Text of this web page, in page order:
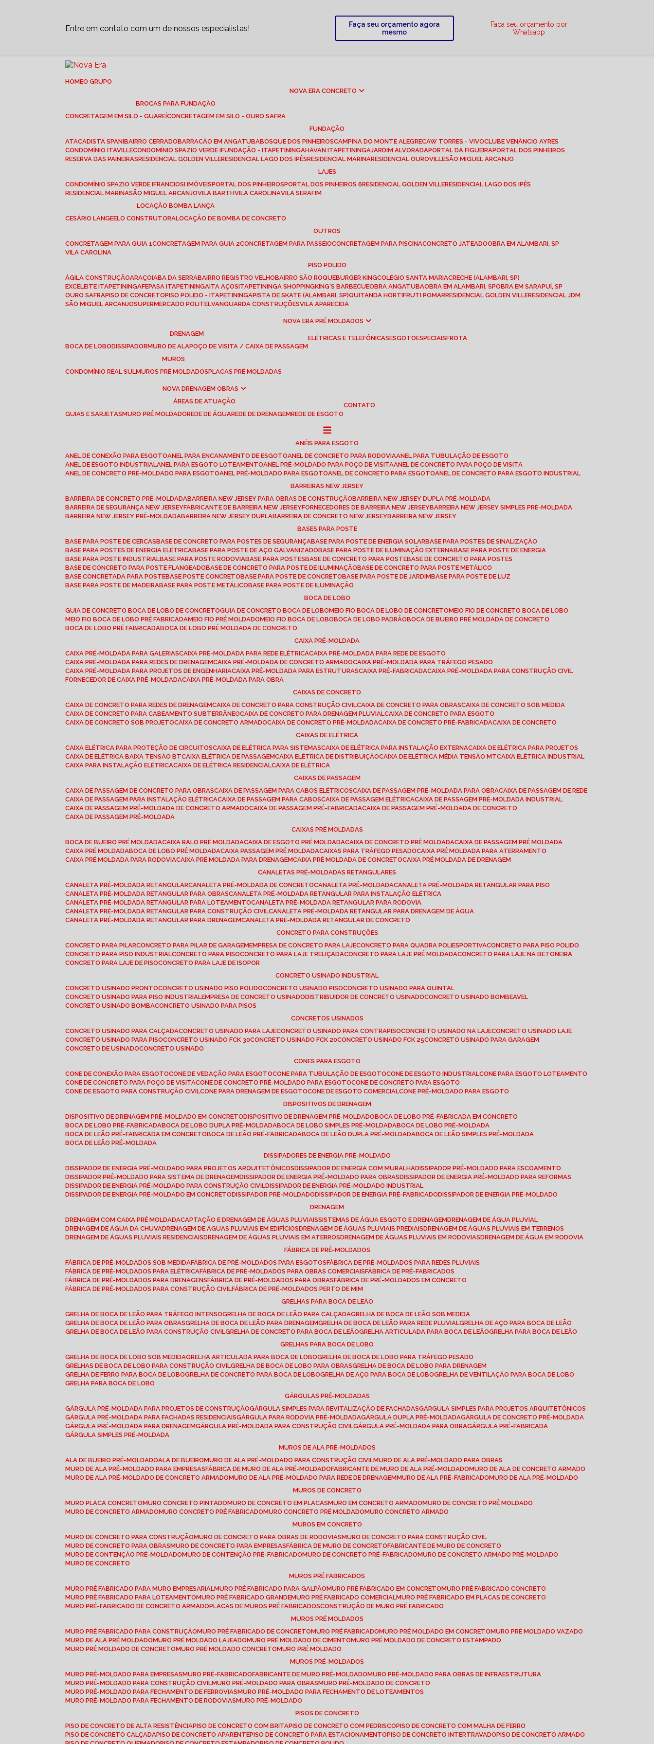
Entre em contato com um de nossos especialistas!
Faça seu orçamento agora
mesmo
Faça seu orçamento por
Whatsapp
HOME
O GRUPO
NOVA ERA CONCRETO
BROCAS PARA FUNDAÇÃO
CONCRETAGEM EM SILO - GUAREÍ CONCRETAGEM EM SILO - OURO SAFRA
FUNDAÇÃO
ATACADISTA SPANI BAIRRO CERRADO BARRACÃO EM ANGATUBA BOSQUE DOS PINHEIROS CAMPINA DO MONTE ALEGRE CAW TORRES - VIVO CLUBE VENÂNCIO AYRES
CONDOMÍNIO ITAVILLE CONDOMÍNIO SPAZIO VERDE I FUNDAÇÃO - ITAPETININGA HAVAN ITAPETININGA JARDIM ALVORADA PORTAL DA FIGUEIRA PORTAL DOS PINHEIROS
RESERVA DAS PAINEIRAS RESIDENCIAL GOLDEN VILLE RESIDENCIAL LAGO DOS IPÊS RESIDENCIAL MARINA RESIDENCIAL OUROVILLE SÃO MIGUEL ARCANJO
LAJES
CONDOMÍNIO SPAZIO VERDE I FRANCIOSI IMÓVEIS PORTAL DOS PINHEIROS PORTAL DOS PINHEIROS 6 RESIDENCIAL GOLDEN VILLE RESIDENCIAL LAGO DOS IPÊS
RESIDENCIAL MARINA SÃO MIGUEL ARCANJO VILA BARTH VILA CAROLINA VILA SERAFIM
LOCAÇÃO BOMBA LANÇA
CESÁRIO LANGE ELO CONSTRUTORA LOCAÇÃO DE BOMBA DE CONCRETO
OUTROS
CONCRETAGEM PARA GUIA 1 CONCRETAGEM PARA GUIA 2 CONCRETAGEM PARA PASSEIO CONCRETAGEM PARA PISCINA CONCRETO JATEADO
OBRA EM ALAMBARI, SP
VILA CAROLINA
PISO POLIDO
ÁGILA CONSTRUÇÃO ARAÇOIABA DA SERRA BAIRRO REGISTRO VELHO BAIRRO SÃO ROQUE BURGER KING COLÉGIO SANTA MARIA CRECHE (ALAMBARI, SP)
EXCELEITE ITAPETININGA FEPASA ITAPETININGA ITA AÇOS ITAPETININGA SHOPPING KING'S BARBECUE OBRA ANGATUBA OBRA EM ALAMBARI, SP
OBRA EM SARAPUÍ, SP
OURO SAFRA PISO DE CONCRETO PISO POLIDO - ITAPETININGA PISTA DE SKATE (ALAMBARI, SP) QUITANDA HORTIFRUTI POMAR RESIDENCIAL GOLDEN VILLE RESIDENCIAL JDM
SÃO MIGUEL ARCANJO SUPERMERCADO POLITEL VANGUARDA CONSTRUÇÕES VILA APARECIDA
NOVA ERA PRÉ MOLDADOS
DRENAGEM
BOCA DE LOBO DISSIPADOR MURO DE ALA POÇO DE VISITA / CAIXA DE PASSAGEM
ELÉTRICAS E TELEFÔNICAS ESGOTO ESPECIAIS FROTA
MUROS
CONDOMÍNIO REAL SUL
MUROS PRÉ MOLDADOS PLACAS PRÉ MOLDADAS
NOVA DRENAGEM OBRAS
ÁREAS DE ATUAÇÃO
GUIAS E SARJETAS
MURO PRÉ MOLDADO REDE DE ÁGUA REDE DE DRENAGEM REDE DE ESGOTO
CONTATO
ANÉIS PARA ESGOTO
ANEL DE CONEXÃO PARA ESGOTO ANEL PARA ENCANAMENTO DE ESGOTO ANEL DE CONCRETO PARA RODOVIA ANEL PARA TUBULAÇÃO DE ESGOTO
ANEL DE ESGOTO INDUSTRIAL ANEL PARA ESGOTO LOTEAMENTO ANEL PRÉ-MOLDADO PARA POÇO DE VISITA ANEL DE CONCRETO PARA POÇO DE VISITA
ANEL DE CONCRETO PRÉ-MOLDADO PARA ESGOTO ANEL PRÉ-MOLDADO PARA ESGOTO ANEL DE CONCRETO PARA ESGOTO ANEL DE CONCRETO PARA ESGOTO INDUSTRIAL
BARREIRAS NEW JERSEY
BARREIRA DE CONCRETO PRÉ-MOLDADA BARREIRA NEW JERSEY PARA OBRAS DE CONSTRUÇÃO BARREIRA NEW JERSEY DUPLA PRÉ-MOLDADA
BARREIRA DE SEGURANÇA NEW JERSEY FABRICANTE DE BARREIRA NEW JERSEY FORNECEDORES DE BARREIRA NEW JERSEY BARREIRA NEW JERSEY SIMPLES PRÉ-MOLDADA
BARREIRA NEW JERSEY PRÉ-MOLDADA BARREIRA NEW JERSEY DUPLA BARREIRA DE CONCRETO NEW JERSEY BARREIRA NEW JERSEY
BASES PARA POSTE
BASE PARA POSTE DE CERCAS BASE DE CONCRETO PARA POSTES DE SEGURANÇA BASE PARA POSTE DE ENERGIA SOLAR BASE PARA POSTES DE SINALIZAÇÃO
BASE PARA POSTES DE ENERGIA ELÉTRICA BASE PARA POSTE DE AÇO GALVANIZADO BASE PARA POSTE DE ILUMINAÇÃO EXTERNA BASE PARA POSTE DE ENERGIA
BASE PARA POSTE INDUSTRIAL BASE PARA POSTE RODOVIA BASE PARA POSTES BASE DE CONCRETO PARA POSTE BASE DE CONCRETO PARA POSTES
BASE DE CONCRETO PARA POSTE FLANGEADO BASE DE CONCRETO PARA POSTE DE ILUMINAÇÃO BASE DE CONCRETO PARA POSTE METÁLICO
BASE CONCRETADA PARA POSTE BASE POSTE CONCRETO BASE PARA POSTE DE CONCRETO BASE PARA POSTE DE JARDIM BASE PARA POSTE DE LUZ
BASE PARA POSTE DE MADEIRA BASE PARA POSTE METÁLICO BASE PARA POSTE DE ILUMINAÇÃO
BOCA DE LOBO
GUIA DE CONCRETO BOCA DE LOBO DE CONCRETO
GUIA DE CONCRETO BOCA DE LOBO MEIO FIO BOCA DE LOBO DE CONCRETO
MEIO FIO DE CONCRETO BOCA DE LOBO
MEIO FIO BOCA DE LOBO PRÉ FABRICADA
MEIO FIO PRÉ MOLDADO MEIO FIO BOCA DE LOBO BOCA DE LOBO PADRÃO BOCA DE BUEIRO PRÉ MOLDADA DE CONCRETO
BOCA DE LOBO PRÉ FABRICADA BOCA DE LOBO PRÉ MOLDADA DE CONCRETO
CAIXA PRÉ-MOLDADA
CAIXA PRÉ-MOLDADA PARA GALERIAS CAIXA PRÉ-MOLDADA PARA REDE ELÉTRICA CAIXA PRÉ-MOLDADA PARA REDE DE ESGOTO
CAIXA PRÉ-MOLDADA PARA REDES DE DRENAGEM CAIXA PRÉ-MOLDADA DE CONCRETO ARMADO CAIXA PRÉ-MOLDADA PARA TRÁFEGO PESADO
CAIXA PRÉ-MOLDADA PARA PROJETOS DE ENGENHARIA CAIXA PRÉ-MOLDADA PARA ESTRUTURAS CAIXA PRÉ-FABRICADA CAIXA PRÉ-MOLDADA PARA CONSTRUÇÃO CIVIL
FORNECEDOR DE CAIXA PRÉ-MOLDADA CAIXA PRÉ-MOLDADA PARA OBRA
CAIXAS DE CONCRETO
CAIXA DE CONCRETO PARA REDES DE DRENAGEM CAIXA DE CONCRETO PARA CONSTRUÇÃO CIVIL CAIXA DE CONCRETO PARA OBRAS CAIXA DE CONCRETO SOB MEDIDA
CAIXA DE CONCRETO PARA CABEAMENTO SUBTERRÂNEO CAIXA DE CONCRETO PARA DRENAGEM PLUVIAL CAIXA DE CONCRETO PARA ESGOTO
CAIXA DE CONCRETO SOB PROJETO CAIXA DE CONCRETO ARMADO CAIXA DE CONCRETO PRÉ-MOLDADA CAIXA DE CONCRETO PRÉ-FABRICADA CAIXA DE CONCRETO
CAIXAS DE ELÉTRICA
CAIXA ELÉTRICA PARA PROTEÇÃO DE CIRCUITOS CAIXA DE ELÉTRICA PARA SISTEMAS CAIXA DE ELÉTRICA PARA INSTALAÇÃO EXTERNA CAIXA DE ELÉTRICA PARA PROJETOS
CAIXA DE ELÉTRICA BAIXA TENSÃO BT CAIXA ELÉTRICA DE PASSAGEM CAIXA ELÉTRICA DE DISTRIBUIÇÃO CAIXA DE ELÉTRICA MÉDIA TENSÃO MT CAIXA ELÉTRICA INDUSTRIAL
CAIXA PARA INSTALAÇÃO ELÉTRICA CAIXA DE ELÉTRICA RESIDENCIAL CAIXA DE ELÉTRICA
CAIXAS DE PASSAGEM
CAIXA DE PASSAGEM DE CONCRETO PARA OBRAS CAIXA DE PASSAGEM PARA CABOS ELÉTRICOS CAIXA DE PASSAGEM PRÉ-MOLDADA PARA OBRA CAIXA DE PASSAGEM DE REDE
CAIXA DE PASSAGEM PARA INSTALAÇÃO ELÉTRICA CAIXA DE PASSAGEM PARA CABOS CAIXA DE PASSAGEM ELÉTRICA CAIXA DE PASSAGEM PRÉ-MOLDADA INDUSTRIAL
CAIXA DE PASSAGEM PRÉ-MOLDADA DE CONCRETO ARMADO CAIXA DE PASSAGEM PRÉ-FABRICADA CAIXA DE PASSAGEM PRÉ-MOLDADA DE CONCRETO
CAIXA DE PASSAGEM PRÉ-MOLDADA
CAIXAS PRÉ MOLDADAS
BOCA DE BUEIRO PRÉ MOLDADA CAIXA RALO PRÉ MOLDADA CAIXA DE ESGOTO PRÉ MOLDADA CAIXA DE CONCRETO PRÉ MOLDADA CAIXA DE PASSAGEM PRÉ MOLDADA
CAIXA PRÉ MOLDADA BOCA DE LOBO PRÉ MOLDADA CAIXA PASSAGEM PRÉ MOLDADA CAIXAS PARA TRÁFEGO PESADO CAIXA PRÉ MOLDADA PARA ATERRAMENTO
CAIXA PRÉ MOLDADA PARA RODOVIA CAIXA PRÉ MOLDADA PARA DRENAGEM CAIXA PRÉ MOLDADA DE CONCRETO CAIXA PRÉ MOLDADA DE DRENAGEM
CANALETAS PRÉ-MOLDADAS RETANGULARES
CANALETA PRÉ-MOLDADA RETANGULAR CANALETA PRÉ-MOLDADA DE CONCRETO CANALETA PRÉ-MOLDADA CANALETA PRÉ-MOLDADA RETANGULAR PARA PISO
CANALETA PRÉ-MOLDADA RETANGULAR PARA OBRAS CANALETA PRÉ-MOLDADA RETANGULAR PARA INSTALAÇÃO ELÉTRICA
CANALETA PRÉ-MOLDADA RETANGULAR PARA LOTEAMENTO CANALETA PRÉ-MOLDADA RETANGULAR PARA RODOVIA
CANALETA PRÉ-MOLDADA RETANGULAR PARA CONSTRUÇÃO CIVIL CANALETA PRÉ-MOLDADA RETANGULAR PARA DRENAGEM DE ÁGUA
CANALETA PRÉ-MOLDADA RETANGULAR PARA DRENAGEM CANALETA PRÉ-MOLDADA RETANGULAR DE CONCRETO
CONCRETO PARA CONSTRUÇÕES
CONCRETO PARA PILAR CONCRETO PARA PILAR DE GARAGEM EMPRESA DE CONCRETO PARA LAJE CONCRETO PARA QUADRA POLIESPORTIVA CONCRETO PARA PISO POLIDO
CONCRETO PARA PISO INDUSTRIAL CONCRETO PARA PISO CONCRETO PARA LAJE TRELIÇADA CONCRETO PARA LAJE PRÉ MOLDADA CONCRETO PARA LAJE NA BETONEIRA
CONCRETO PARA LAJE DE PISO CONCRETO PARA LAJE DE ISOPOR
CONCRETO USINADO INDUSTRIAL
CONCRETO USINADO PRONTO CONCRETO USINADO PISO POLIDO CONCRETO USINADO PISO CONCRETO USINADO PARA QUINTAL
CONCRETO USINADO PARA PISO INDUSTRIAL EMPRESA DE CONCRETO USINADO DISTRIBUIDOR DE CONCRETO USINADO CONCRETO USINADO BOMBEAVEL
CONCRETO USINADO BOMBA CONCRETO USINADO PARA PISOS
CONCRETOS USINADOS
CONCRETO USINADO PARA CALÇADA CONCRETO USINADO PARA LAJE CONCRETO USINADO PARA CONTRAPISO CONCRETO USINADO NA LAJE CONCRETO USINADO LAJE
CONCRETO USINADO PARA PISO CONCRETO USINADO FCK 30 CONCRETO USINADO FCK 20 CONCRETO USINADO FCK 25 CONCRETO USINADO PARA GARAGEM
CONCRETO DE USINADO CONCRETO USINADO
CONES PARA ESGOTO
CONE DE CONEXÃO PARA ESGOTO CONE DE VEDAÇÃO PARA ESGOTO CONE PARA TUBULAÇÃO DE ESGOTO CONE DE ESGOTO INDUSTRIAL CONE PARA ESGOTO LOTEAMENTO
CONE DE CONCRETO PARA POÇO DE VISITA CONE DE CONCRETO PRÉ-MOLDADO PARA ESGOTO CONE DE CONCRETO PARA ESGOTO
CONE DE ESGOTO PARA CONSTRUÇÃO CIVIL CONE PARA DRENAGEM DE ESGOTO CONE DE ESGOTO COMERCIAL CONE PRÉ-MOLDADO PARA ESGOTO
DISPOSITIVOS DE DRENAGEM
DISPOSITIVO DE DRENAGEM PRÉ-MOLDADO EM CONCRETO DISPOSITIVO DE DRENAGEM PRÉ-MOLDADO BOCA DE LOBO PRÉ-FABRICADA EM CONCRETO
BOCA DE LOBO PRÉ-FABRICADA BOCA DE LOBO DUPLA PRÉ-MOLDADA BOCA DE LOBO SIMPLES PRÉ-MOLDADA BOCA DE LOBO PRÉ-MOLDADA
BOCA DE LEÃO PRÉ-FABRICADA EM CONCRETO BOCA DE LEÃO PRÉ-FABRICADA BOCA DE LEÃO DUPLA PRÉ-MOLDADA BOCA DE LEÃO SIMPLES PRÉ-MOLDADA
BOCA DE LEÃO PRÉ-MOLDADA
DISSIPADORES DE ENERGIA PRÉ-MOLDADO
DISSIPADOR DE ENERGIA PRÉ-MOLDADO PARA PROJETOS ARQUITETÔNICOS DISSIPADOR DE ENERGIA COM MURALHA DISSIPADOR PRÉ-MOLDADO PARA ESCOAMENTO
DISSIPADOR PRÉ-MOLDADO PARA SISTEMA DE DRENAGEM DISSIPADOR DE ENERGIA PRÉ-MOLDADO PARA OBRAS DISSIPADOR DE ENERGIA PRÉ-MOLDADO PARA REFORMAS
DISSIPADOR DE ENERGIA PRÉ-MOLDADO PARA CONSTRUÇÃO CIVIL DISSIPADOR DE ENERGIA PRÉ-MOLDADO INDUSTRIAL
DISSIPADOR DE ENERGIA PRÉ-MOLDADO EM CONCRETO DISSIPADOR PRÉ-MOLDADO DISSIPADOR DE ENERGIA PRÉ-FABRICADO DISSIPADOR DE ENERGIA PRÉ-MOLDADO
DRENAGEM
DRENAGEM COM CAIXA PRÉ MOLDADA CAPTAÇÃO E DRENAGEM DE ÁGUAS PLUVIAIS SISTEMAS DE ÁGUA ESGOTO E DRENAGEM DRENAGEM DE ÁGUA PLUVIAL
DRENAGEM DE ÁGUA DA CHUVA DRENAGEM DE ÁGUAS PLUVIAIS EM EDIFÍCIOS DRENAGEM DE ÁGUAS PLUVIAIS PREDIAIS DRENAGEM DE ÁGUAS PLUVIAIS EM TERRENOS
DRENAGEM DE ÁGUAS PLUVIAIS RESIDENCIAIS DRENAGEM DE ÁGUAS PLUVIAIS EM ATERROS DRENAGEM DE ÁGUAS PLUVIAIS EM RODOVIAS DRENAGEM DE ÁGUA EM RODOVIA
FÁBRICA DE PRÉ-MOLDADOS
FÁBRICA DE PRÉ-MOLDADOS SOB MEDIDA FÁBRICA DE PRÉ-MOLDADOS PARA ESGOTOS FÁBRICA DE PRÉ-MOLDADOS PARA REDES PLUVIAIS
FÁBRICA DE PRÉ-MOLDADOS PARA ELÉTRICA FÁBRICA DE PRÉ-MOLDADOS PARA OBRAS COMERCIAIS FÁBRICA DE PRÉ-FABRICADOS
FÁBRICA DE PRÉ-MOLDADOS PARA DRENAGENS FÁBRICA DE PRÉ-MOLDADOS PARA OBRAS FÁBRICA DE PRÉ-MOLDADOS EM CONCRETO
FÁBRICA DE PRÉ-MOLDADOS PARA CONSTRUÇÃO CIVIL FÁBRICA DE PRÉ-MOLDADOS PERTO DE MIM
GRELHAS PARA BOCA DE LEÃO
GRELHA DE BOCA DE LEÃO PARA TRÁFEGO INTENSO
GRELHA DE BOCA DE LEÃO PARA CALÇADA
GRELHA DE BOCA DE LEÃO SOB MEDIDA
GRELHA DE BOCA DE LEÃO PARA OBRAS
GRELHA DE BOCA DE LEÃO PARA DRENAGEM GRELHA DE BOCA DE LEÃO PARA REDE PLUVIAL
GRELHA DE AÇO PARA BOCA DE LEÃO
GRELHA DE BOCA DE LEÃO PARA CONSTRUÇÃO CIVIL
GRELHA DE CONCRETO PARA BOCA DE LEÃO GRELHA ARTICULADA PARA BOCA DE LEÃO
GRELHA PARA BOCA DE LEÃO
GRELHAS PARA BOCA DE LOBO
GRELHA DE BOCA DE LOBO SOB MEDIDA
GRELHA ARTICULADA PARA BOCA DE LOBO
GRELHA DE BOCA DE LOBO PARA TRÁFEGO PESADO
GRELHAS DE BOCA DE LOBO PARA CONSTRUÇÃO CIVIL
GRELHA DE BOCA DE LOBO PARA OBRAS
GRELHA DE BOCA DE LOBO PARA DRENAGEM
GRELHA DE FERRO PARA BOCA DE LOBO
GRELHA DE CONCRETO PARA BOCA DE LOBO GRELHA DE AÇO PARA BOCA DE LOBO
GRELHA DE VENTILAÇÃO PARA BOCA DE LOBO
GRELHA PARA BOCA DE LOBO
GÁRGULAS PRÉ-MOLDADAS
GÁRGULA PRÉ-MOLDADA PARA PROJETOS DE CONSTRUÇÃO
GÁRGULA SIMPLES PARA REVITALIZAÇÃO DE FACHADAS
GÁRGULA SIMPLES PARA PROJETOS ARQUITETÔNICOS
GÁRGULA PRÉ-MOLDADA PARA FACHADAS RESIDENCIAIS
GÁRGULA PARA RODOVIA PRÉ-MOLDADA GÁRGULA DUPLA PRÉ-MOLDADA
GÁRGULA DE CONCRETO PRÉ-MOLDADA
GÁRGULA PRÉ-MOLDADA PARA DRENAGEM
GÁRGULA PRÉ-MOLDADA PARA CONSTRUÇÃO CIVIL GÁRGULA PRÉ-MOLDADA PARA OBRA
GÁRGULA PRÉ-FABRICADA
GÁRGULA SIMPLES PRÉ-MOLDADA
MUROS DE ALA PRÉ-MOLDADOS
ALA DE BUEIRO PRÉ-MOLDADO ALA DE BUEIRO MURO DE ALA PRÉ-MOLDADO PARA CONSTRUÇÃO CIVIL
MURO DE ALA PRÉ-MOLDADO PARA OBRAS
MURO DE ALA PRÉ-MOLDADO PARA EMPRESAS FÁBRICA DE MURO DE ALA PRÉ-MOLDADO FABRICANTE DE MURO DE ALA PRÉ-MOLDADO
MURO DE ALA DE CONCRETO ARMADO
MURO DE ALA PRÉ-MOLDADO DE CONCRETO ARMADO
MURO DE ALA PRÉ-MOLDADO PARA REDE DE DRENAGEM MURO DE ALA PRÉ-FABRICADO
MURO DE ALA PRÉ-MOLDADO
MUROS DE CONCRETO
MURO PLACA CONCRETO
MURO CONCRETO PINTADO MURO DE CONCRETO EM PLACAS MURO EM CONCRETO ARMADO
MURO DE CONCRETO PRÉ MOLDADO
MURO DE CONCRETO ARMADO
MURO CONCRETO PRÉ FABRICADO MURO CONCRETO PRÉ MOLDADO
MURO CONCRETO ARMADO
MUROS EM CONCRETO
MURO DE CONCRETO PARA CONSTRUÇÃO
MURO DE CONCRETO PARA OBRAS DE RODOVIAS
MURO DE CONCRETO PARA CONSTRUÇÃO CIVIL
MURO DE CONCRETO PARA OBRAS
MURO DE CONCRETO PARA EMPRESAS FÁBRICA DE MURO DE CONCRETO FABRICANTE DE MURO DE CONCRETO
MURO DE CONTENÇÃO PRÉ-MOLDADO
MURO DE CONTENÇÃO PRÉ-FABRICADO MURO DE CONCRETO PRÉ-FABRICADO
MURO DE CONCRETO ARMADO PRÉ-MOLDADO
MURO DE CONCRETO
MUROS PRÉ FABRICADOS
MURO PRÉ FABRICADO PARA MURO EMPRESARIAL
MURO PRÉ FABRICADO PARA GALPÃO MURO PRÉ FABRICADO EM CONCRETO
MURO PRÉ FABRICADO CONCRETO
MURO PRÉ FABRICADO PARA LOTEAMENTO
MURO PRÉ FABRICADO GRANDE MURO PRÉ FABRICADO COMERCIAL
MURO PRÉ FABRICADO EM PLACAS DE CONCRETO
MURO PRÉ-FABRICADO DE CONCRETO ARMADO PLACAS DE MUROS PRÉ FABRICADOS CONSTRUÇÃO DE MURO PRÉ FABRICADO
MUROS PRÉ MOLDADOS
MURO PRÉ FABRICADO PARA CONSTRUÇÃO
MURO PRÉ FABRICADO DE CONCRETO MURO PRÉ FABRICADO MURO PRÉ MOLDADO EM CONCRETO
MURO PRÉ MOLDADO VAZADO
MURO DE ALA PRÉ MOLDADO
MURO PRÉ MOLDADO LAJEADO MURO PRÉ MOLDADO DE CIMENTO
MURO PRÉ MOLDADO DE CONCRETO ESTAMPADO
MURO PRÉ MOLDADO DE CONCRETO
MURO PRÉ MOLDADO CONCRETO
MURO PRÉ MOLDADO
MUROS PRÉ-MOLDADOS
MURO PRÉ-MOLDADO PARA EMPRESAS
MURO PRÉ-FABRICADO FABRICANTE DE MURO PRÉ-MOLDADO
MURO PRÉ-MOLDADO PARA OBRAS DE INFRAESTRUTURA
MURO PRÉ-MOLDADO PARA CONSTRUÇÃO CIVIL
MURO PRÉ-MOLDADO PARA OBRAS
MURO PRÉ-MOLDADO DE CONCRETO
MURO PRÉ-MOLDADO PARA FECHAMENTO DE FERROVIAS
MURO PRÉ-MOLDADO PARA FECHAMENTO DE LOTEAMENTOS
MURO PRÉ-MOLDADO PARA FECHAMENTO DE RODOVIAS
MURO PRÉ-MOLDADO
PISOS DE CONCRETO
PISO DE CONCRETO DE ALTA RESISTÊNCIA PISO DE CONCRETO COM BRITA PISO DE CONCRETO COM PEDRISCO PISO DE CONCRETO COM MALHA DE FERRO
PISO DE CONCRETO CALÇADA PISO DE CONCRETO APARENTE PISO DE CONCRETO PARA ESTACIONAMENTO PISO DE CONCRETO INTERTRAVADO PISO DE CONCRETO ARMADO